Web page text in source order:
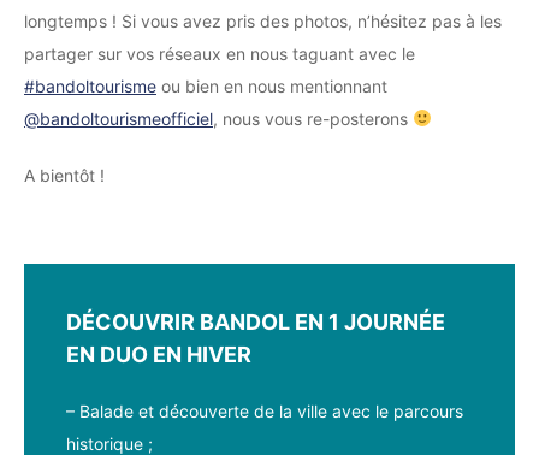
longtemps ! Si vous avez pris des photos, n’hésitez pas à les
partager sur vos réseaux en nous taguant avec le
#bandoltourisme ou bien en nous mentionnant
@bandoltourismeofficiel, nous vous re-posterons
A bientôt !
DÉCOUVRIR BANDOL EN 1 JOURNÉE
EN DUO EN HIVER
– Balade et découverte de la ville avec le parcours
historique ;